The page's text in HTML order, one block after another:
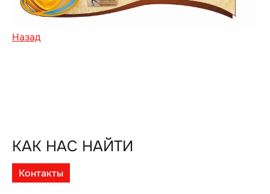
Назад
КАК НАС НАЙТИ
Контакты